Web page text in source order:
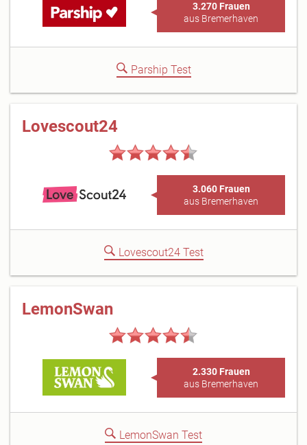
3.270 Frauen
aus Bremerhaven
Parship Test
Lovescout24
3.060 Frauen
aus Bremerhaven
Lovescout24 Test
LemonSwan
2.330 Frauen
aus Bremerhaven
LemonSwan Test